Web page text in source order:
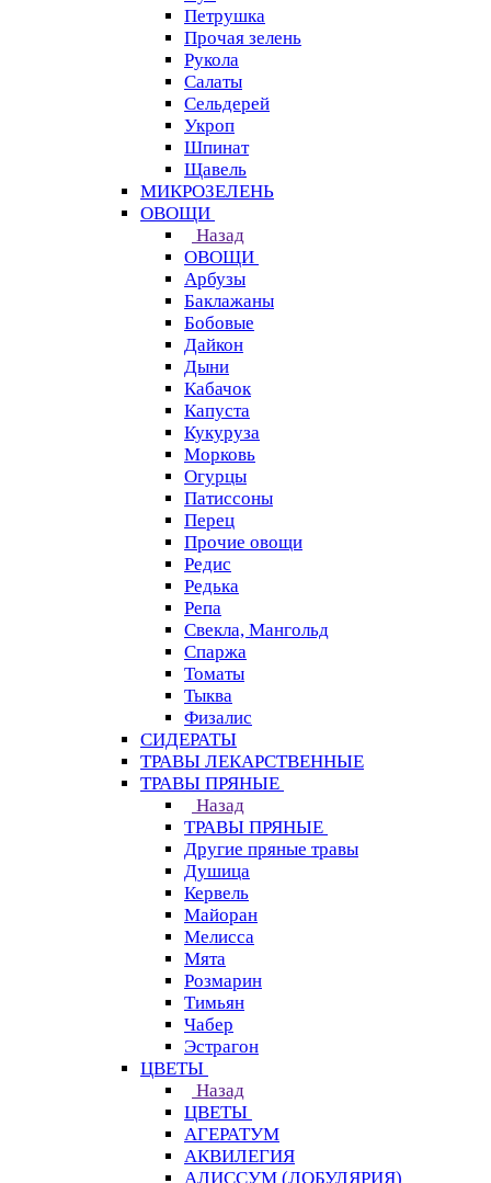
Петрушка
Прочая зелень
Рукола
Салаты
Сельдерей
Укроп
Шпинат
Щавель
МИКРОЗЕЛЕНЬ
ОВОЩИ
Назад
ОВОЩИ
Арбузы
Баклажаны
Бобовые
Дайкон
Дыни
Кабачок
Капуста
Кукуруза
Морковь
Огурцы
Патиссоны
Перец
Прочие овощи
Редис
Редька
Репа
Свекла, Мангольд
Спаржа
Томаты
Тыква
Физалис
СИДЕРАТЫ
ТРАВЫ ЛЕКАРСТВЕННЫЕ
ТРАВЫ ПРЯНЫЕ
Назад
ТРАВЫ ПРЯНЫЕ
Другие пряные травы
Душица
Кервель
Майоран
Мелисса
Мята
Розмарин
Тимьян
Чабер
Эстрагон
ЦВЕТЫ
Назад
ЦВЕТЫ
АГЕРАТУМ
АКВИЛЕГИЯ
АЛИССУМ (ЛОБУЛЯРИЯ)